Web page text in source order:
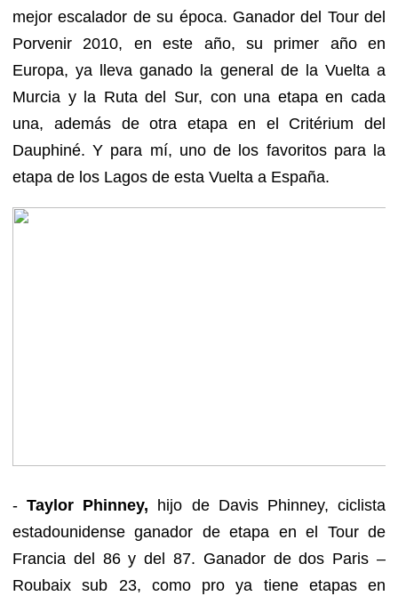
mejor escalador de su época. Ganador del Tour del
Porvenir 2010, en este año, su primer año en
Europa, ya lleva ganado la general de la Vuelta a
Murcia y la Ruta del Sur, con una etapa en cada
una, además de otra etapa en el Critérium del
Dauphiné. Y para mí, uno de los favoritos para la
etapa de los Lagos de esta Vuelta a España.
-Taylor Phinney, hijo de Davis Phinney, ciclista
estadounidense ganador de etapa en el Tour de
Francia del 86 y del 87. Ganador de dos Paris –
Roubaix sub 23, como pro ya tiene etapas en